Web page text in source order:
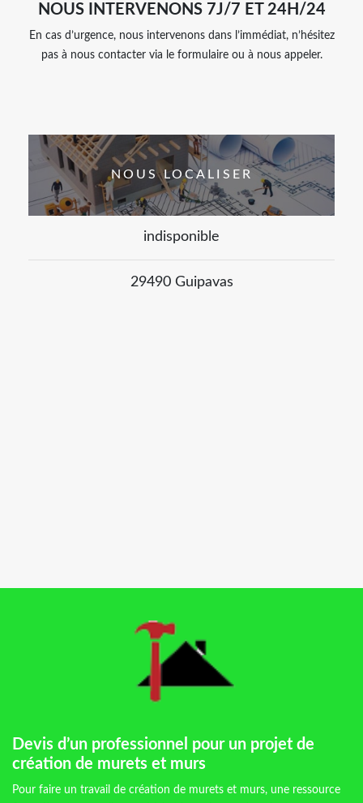
NOUS INTERVENONS 7J/7 ET 24H/24
En cas d’urgence, nous intervenons dans l’immédiat, n’hésitez
pas à nous contacter via le formulaire ou à nous appeler.
NOUS LOCALISER
indisponible
29490 Guipavas
Devis d’un professionnel pour un projet de
création de murets et murs
Pour faire un travail de création de murets et murs, une ressource